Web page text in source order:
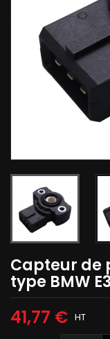
Capteur de
type BMW
41,77 € HT